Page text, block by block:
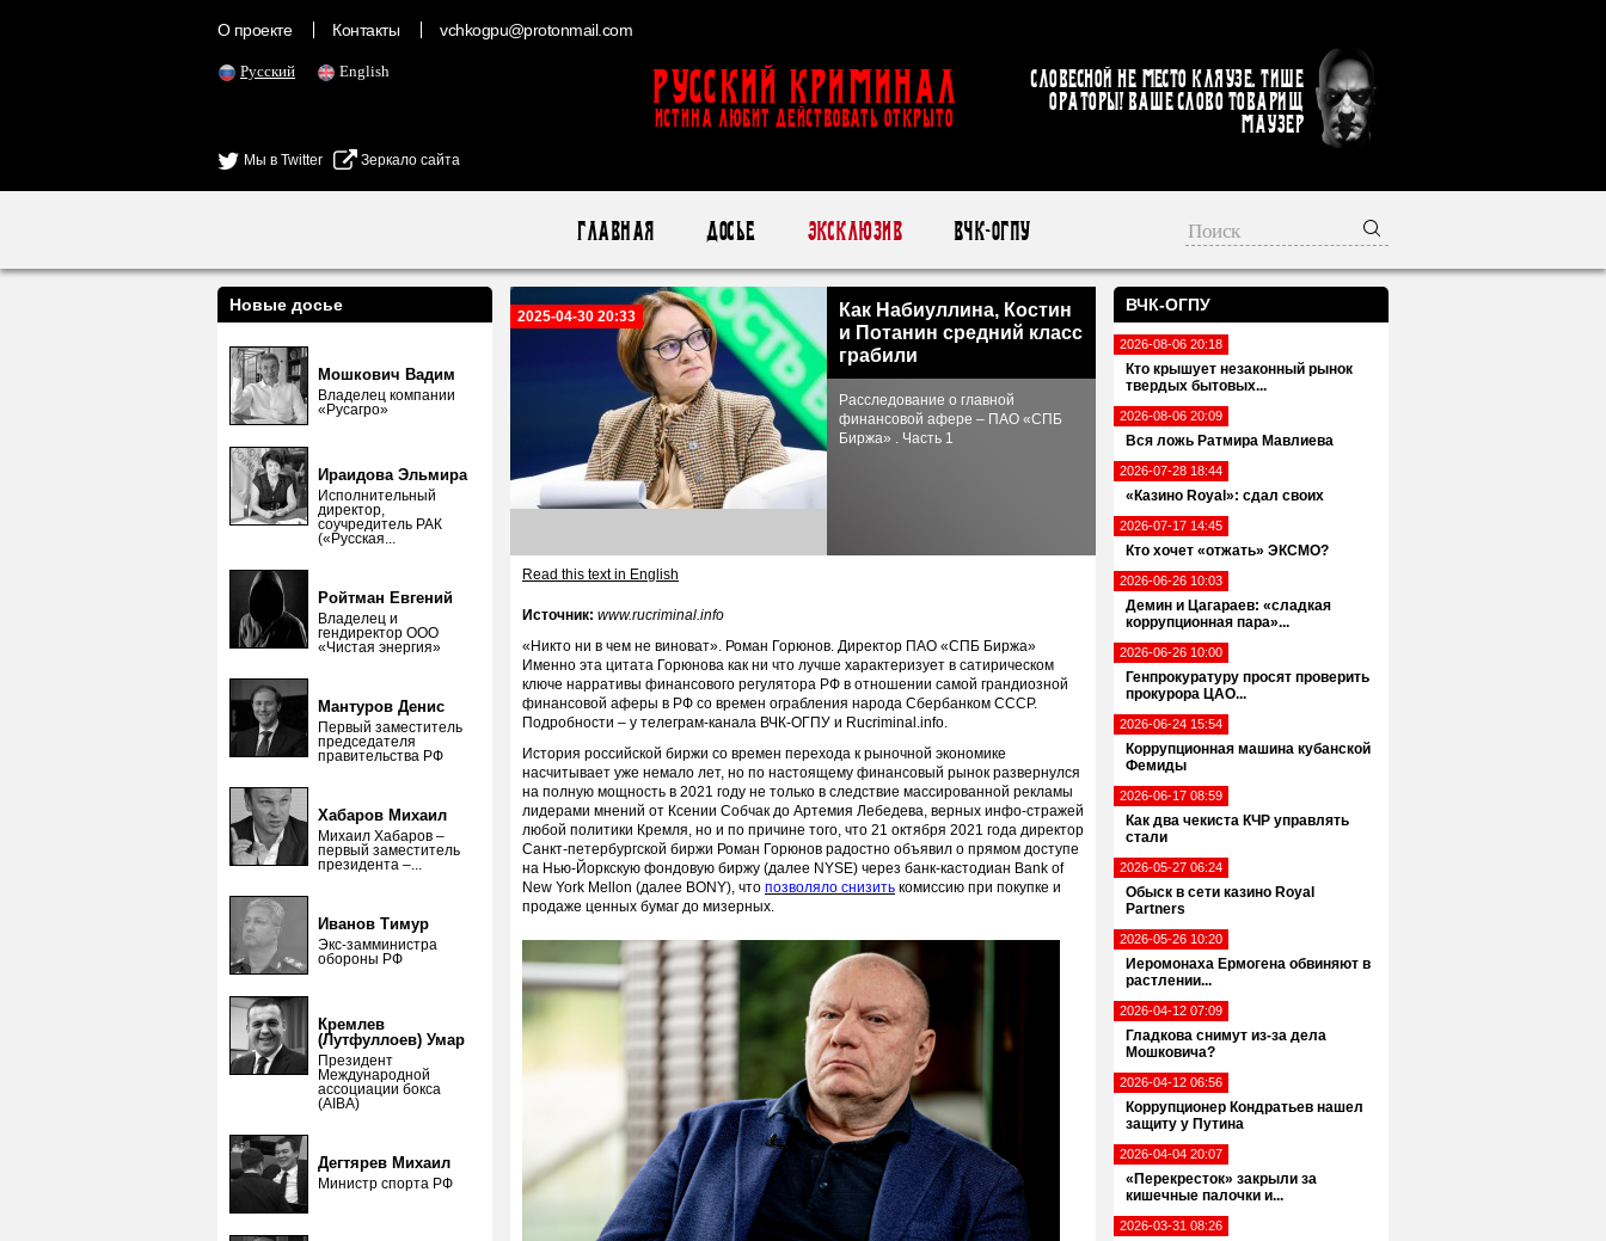
О проекте Контакты vchkogpu@protonmail.com
Русский English
Мы в Twitter Зеркало сайта
Русский Криминал
ИСТИНА ЛЮБИТ ДЕЙСТВОВАТЬ ОТКРЫТО
Словесной не место кляузе. Тише
ораторы! Ваше слово товарищ
Маузер
Главная Досье Эксклюзив ВЧК-ОГПУ
ВЧК-ОГПУ
2026-08-06 20:18
Кто крышует незаконный рынок
твердых бытовых...
2026-08-06 20:09
Вся ложь Ратмира Мавлиева
2026-07-28 18:44
«Казино Royal»: сдал своих
2026-07-17 14:45
Кто хочет «отжать» ЭКСМО?
2026-06-26 10:03
Демин и Цагараев: «сладкая
коррупционная пара»...
2026-06-26 10:00
Генпрокуратуру просят проверить
прокурора ЦАО...
2026-06-24 15:54
Коррупционная машина кубанской
Фемиды
2026-06-17 08:59
Как два чекиста КЧР управлять
стали
2026-05-27 06:24
Обыск в сети казино Royal
Partners
2026-05-26 10:20
Иеромонаха Ермогена обвиняют в
растлении...
2026-04-12 07:09
Гладкова снимут из-за дела
Мошковича?
2026-04-12 06:56
Коррупционер Кондратьев нашел
защиту у Путина
2026-04-04 20:07
«Перекресток» закрыли за
кишечные палочки и...
2026-03-31 08:26
Новые досье
Мошкович Вадим
Владелец компании
«Русагро»
Ираидова Эльмира
Исполнительный
директор,
соучредитель РАК
(«Русская...
Ройтман Евгений
Владелец и
гендиректор ООО
«Чистая энергия»
Мантуров Денис
Первый заместитель
председателя
правительства РФ
Хабаров Михаил
Михаил Хабаров –
первый заместитель
президента –...
Иванов Тимур
Экс-замминистра
обороны РФ
Кремлев
(Лутфуллоев) Умар
Президент
Международной
ассоциации бокса
(AIBA)
Дегтярев Михаил
Министр спорта РФ
2025-04-30 20:33
Как Набиуллина, Костин
и Потанин средний класс
грабили
Расследование о главной
финансовой афере – ПАО «СПБ
Биржа» . Часть 1
Read this text in English
Источник: www.rucriminal.info
«Никто ни в чем не виноват». Роман Горюнов. Директор ПАО «СПБ Биржа»
Именно эта цитата Горюнова как ни что лучше характеризует в сатирическом
ключе нарративы финансового регулятора РФ в отношении самой грандиозной
финансовой аферы в РФ со времен ограбления народа Сбербанком СССР.
Подробности – у телеграм-канала ВЧК-ОГПУ и Rucriminal.info.
История российской биржи со времен перехода к рыночной экономике
насчитывает уже немало лет, но по настоящему финансовый рынок развернулся
на полную мощность в 2021 году не только в следствие массированной рекламы
лидерами мнений от Ксении Собчак до Артемия Лебедева, верных инфо-стражей
любой политики Кремля, но и по причине того, что 21 октября 2021 года директор
Санкт-петербургской биржи Роман Горюнов радостно объявил о прямом доступе
на Нью-Йоркскую фондовую биржу (далее NYSE) через банк-кастодиан Bank of
New York Mellon (далее BONY), что позволяло снизить комиссию при покупке и
продаже ценных бумаг до мизерных.